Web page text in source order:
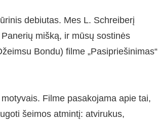
debiutas. Mes L. Schreiberį
mišką, ir mūsų sostinės
Bondu) filme „Pasipriešinimas“
Filme pasakojama apie tai,
šeimos atmintį: atvirukus,